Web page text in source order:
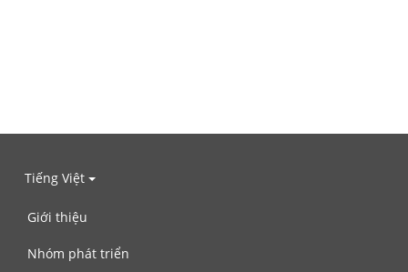
Tiếng Việt
Giới thiệu
Nhóm phát triển